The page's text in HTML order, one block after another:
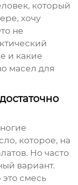
который
хочу
не
и какие
масел для
которое, на
Но часто
вариант.
это смесь